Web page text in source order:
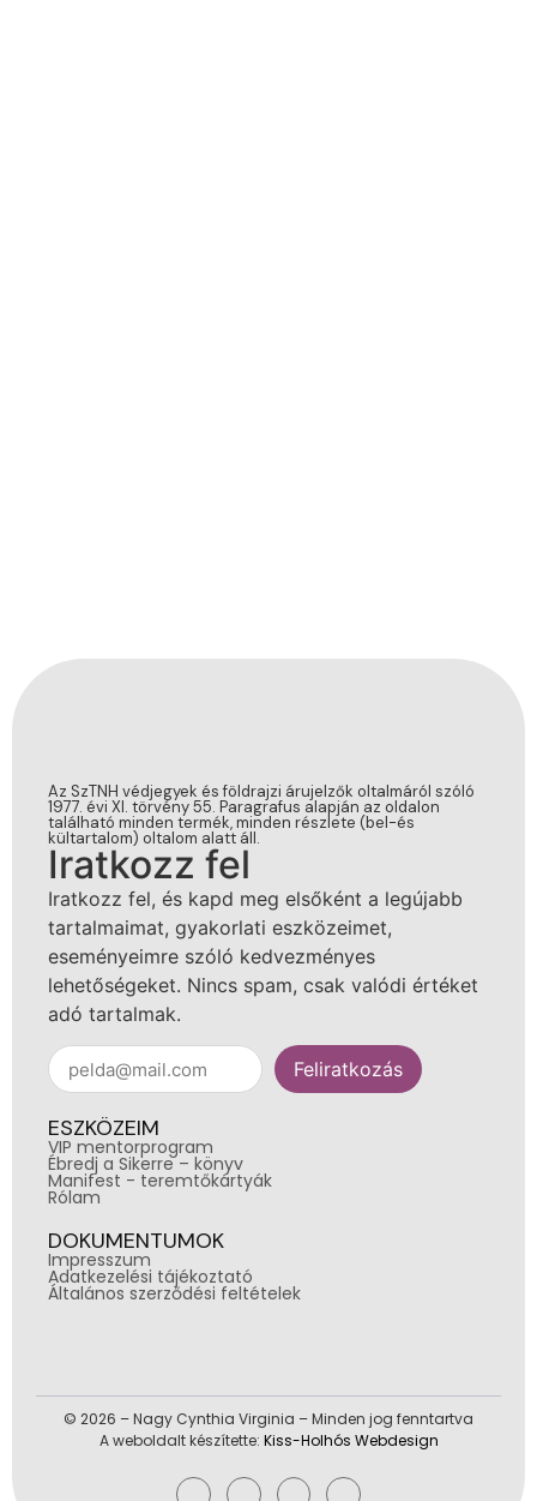
Az SzTNH védjegyek és földrajzi árujelzők oltalmáról szóló
1977. évi XI. törvény 55. Paragrafus alapján az oldalon
található minden termék, minden részlete (bel-és
kültartalom) oltalom alatt áll.
Iratkozz fel
Iratkozz fel, és kapd meg elsőként a legújabb
tartalmaimat, gyakorlati eszközeimet,
eseményeimre szóló kedvezményes
lehetőségeket. Nincs spam, csak valódi értéket
adó tartalmak.
Feliratkozás
ESZKÖZEIM
VIP mentorprogram
Ébredj a Sikerre – könyv
Manifest - teremtőkártyák
Rólam
DOKUMENTUMOK
Impresszum
Adatkezelési tájékoztató
Általános szerződési feltételek
© 2026 – Nagy Cynthia Virginia – Minden jog fenntartva
A weboldalt készítette: Kiss-Holhós Webdesign